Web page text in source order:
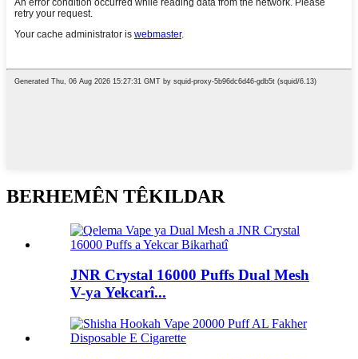
BERHEMÊN TÊKILDAR
JNR Crystal 16000 Puffs Dual Mesh
V-ya Yekcarî...